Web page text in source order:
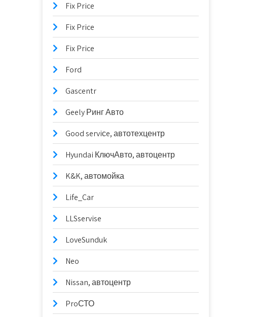
Fix Price
Fix Price
Fix Price
Ford
Gascentr
Geely Ринг Авто
Good serviсe, автотехцентр
Hyundai КлючАвто, автоцентр
K&K, автомойка
Life_Car
LLSservise
LoveSunduk
Neo
Nissan, автоцентр
ProСТО